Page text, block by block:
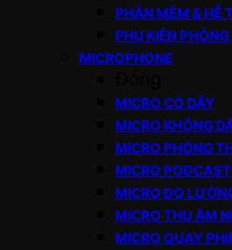
PHẦN MỀM & HỆ
PHỤ KIỆN
MICROPHONE
MICRO CÓ DÂY
MICRO KHÔNG
MICRO PHÒNG
MICRO PODCAST
MICRO ĐO
MICRO THU ÂM
MICRO QUAY